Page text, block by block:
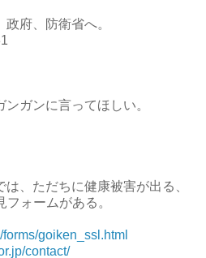
府、防衛省へ。
ガンに言ってほしい。
、ただちに健康被害が出る、
ォームがある。
goiken_ssl.html
contact/